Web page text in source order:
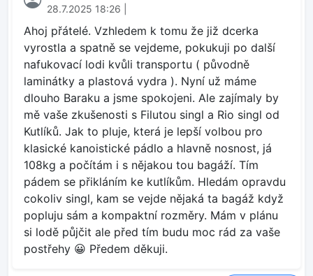
28.7.2025 18:26 |
Ahoj přátelé. Vzhledem k tomu že již dcerka
vyrostla a spatně se vejdeme, pokukuji po další
nafukovací lodi kvůli transportu ( původně
laminátky a plastová vydra ). Nyní už máme
dlouho Baraku a jsme spokojeni. Ale zajímaly by
mě vaše zkušenosti s Filutou singl a Rio singl od
Kutlíků. Jak to pluje, která je lepší volbou pro
klasické kanoistické pádlo a hlavně nosnost, já
108kg a počítám i s nějakou tou bagáží. Tím
pádem se přikláním ke kutlíkům. Hledám opravdu
cokoliv singl, kam se vejde nějaká ta bagáž když
popluju sám a kompaktní rozměry. Mám v plánu
si lodě půjčit ale před tím budu moc rád za vaše
postřehy 😀 Předem děkuji.